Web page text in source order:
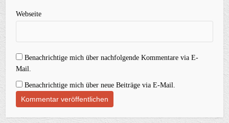
Webseite
Benachrichtige mich über nachfolgende Kommentare via E-
Mail.
Benachrichtige mich über neue Beiträge via E-Mail.